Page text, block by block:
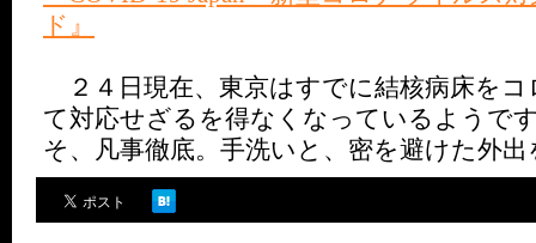
ド』
２４日現在、東京はすでに結核病床を
て対応せざるを得なくなっているようで
そ、凡事徹底。手洗いと、密を避けた外出